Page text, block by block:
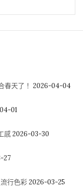
春天了！ 2026-04-04
01
感 2026-03-30
27
行色彩 2026-03-25